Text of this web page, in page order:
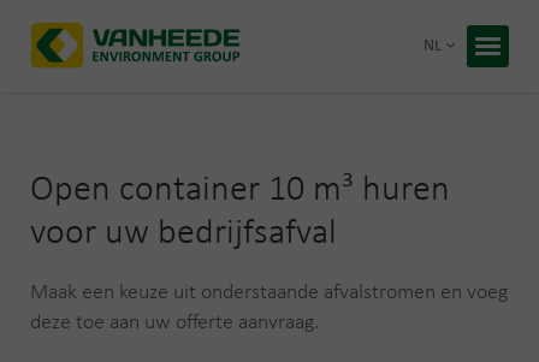
Terug
NL
Open container 10 m³ huren
voor uw bedrijfsafval
Maak een keuze uit onderstaande afvalstromen en voeg
deze toe aan uw offerte aanvraag.